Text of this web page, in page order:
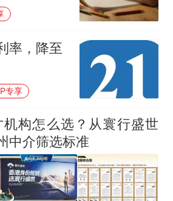
是陌生
女儿哭诉
友：电话
打电话
率，降至
专享
构怎么选？从寰行盛世
中介筛选标准